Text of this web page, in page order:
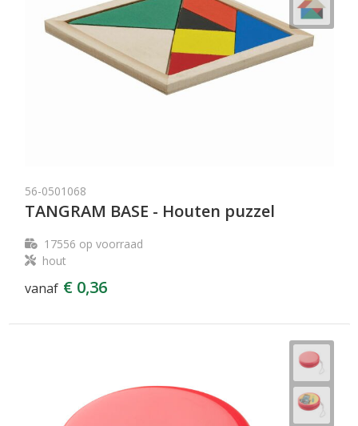
56-0501068
TANGRAM BASE - Houten puzzel
17556 op voorraad
hout
vanaf € 0,36